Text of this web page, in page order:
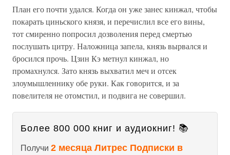
План его почти удался. Когда он уже занес кинжал, чтобы
пока­рать циньского князя, и перечислил все его вины,
тот смиренно по­просил дозволения перед смертью
послушать цитру. Наложница запела, князь вырвался и
бросился прочь. Цзин Кэ метнул кинжал, но
промахнулся. Зато князь выхватил меч и отсек
злоумышленнику обе руки. Как говорится, и за
повелителя не отомстил, и подвига не со­вершил.
Более 800 000 книг и аудиокниг! 📚
Получи 2 месяца Литрес Подписки в